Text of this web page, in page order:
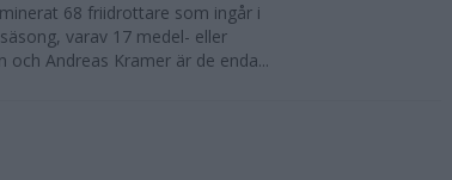
68 friidrottare som ingår i
varav 17 medel- eller
och Andreas Kramer är de enda...